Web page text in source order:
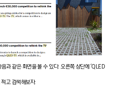
과 같은 화면을 볼 수 있다. 오른쪽 상단에 ‘QLED
적고 검색해보자.